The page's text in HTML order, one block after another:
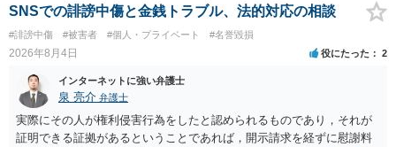
ても失敗する可能性が高いように思われます。 相手を特定できた場
合、相手に全ての弁護士費用を負担させることは可能でしょうか？ →
訴訟外の交渉で相手方が認めれば負担させることができるでしょう。
訴訟で判決となった場合は、実際の弁護士費用が認められる場合と認
められない場合があり何ともいえないところでしょう。
SNSでの誹謗中傷と金銭トラブル、法的対応の相談
#誹謗中傷 #被害者 #個人・プライベート #名誉毀損
2026年8月4日 役にたった 2
インターネットに強い弁護士
泉 亮介 弁護士
実際にその人が権利侵害行為をしたと認められるものであり，それが
証明できる証拠があるということであれば，開示請求を経ずに慰謝料